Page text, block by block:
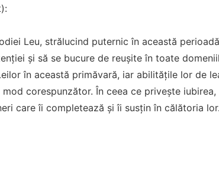
Leu, strălucind puternic în această
și să se bucure de reușite în toate
în această primăvară, iar abilitățile lor de
corespunzător. În ceea ce privește
care îi completează și îi susțin în călătoria lor.